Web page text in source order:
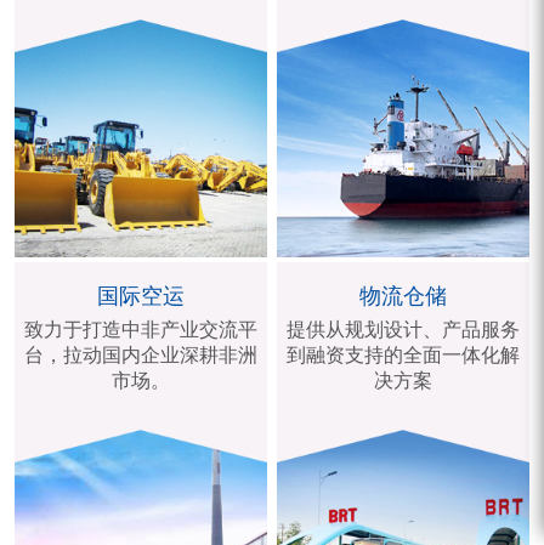
国际空运
致力于打造中非产业交流平
台，拉动国内企业深耕非洲
市场。
物流仓储
提供从规划设计、产品服务
到融资支持的全面一体化解
决方案